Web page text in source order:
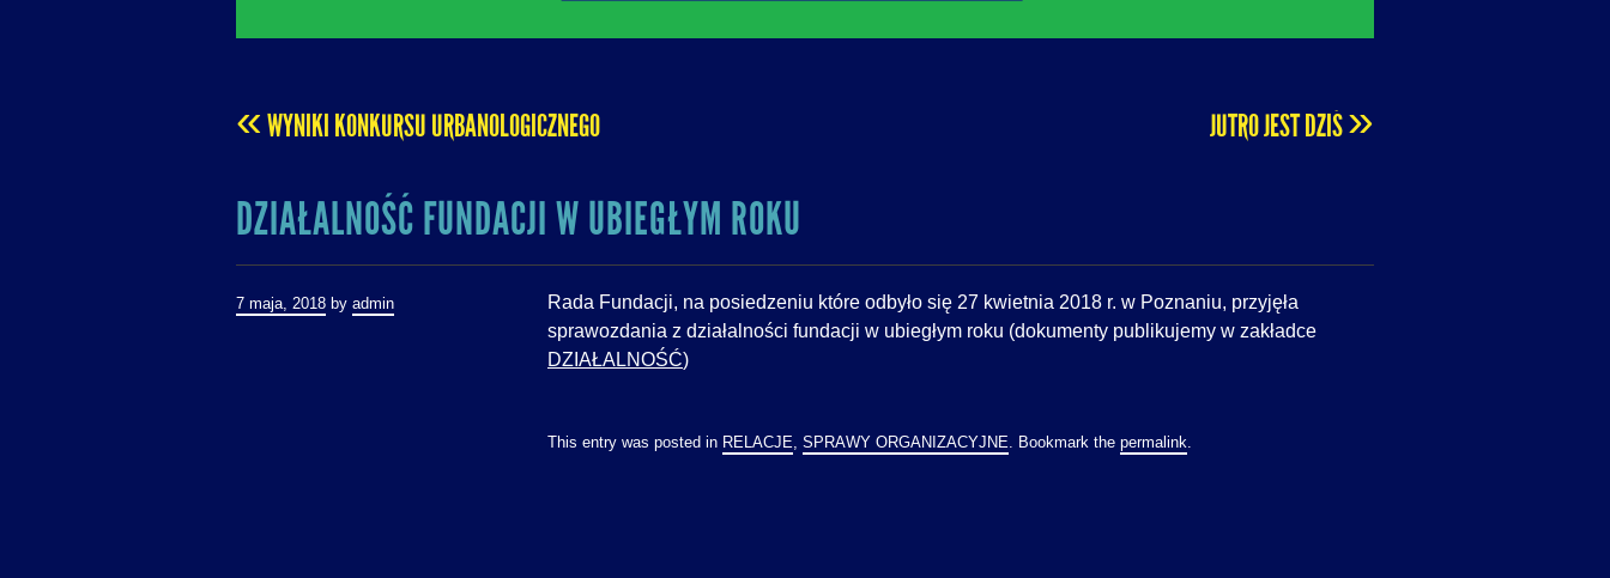
POST
NAVIGATION
«WYNIKI KONKURSU URBANOLOGICZNEGO JUTRO JEST DZIŚ»
DZIAŁALNOŚĆ FUNDACJI W UBIEGŁYM ROKU
7 maja, 2018 by admin
Rada Fundacji, na posiedzeniu które odbyło się 27 kwietnia 2018 r. w Poznaniu, przyjęła
sprawozdania z działalności fundacji w ubiegłym roku (dokumenty publikujemy w zakładce
DZIAŁALNOŚĆ)
This entry was posted in RELACJE SPRAWY ORGANIZACYJNE . Bookmark the permalink